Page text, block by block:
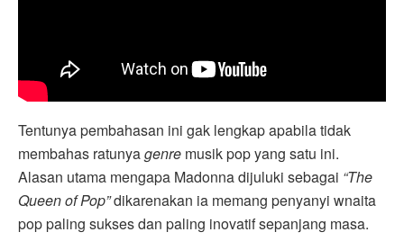
Tentunya pembahasan ini gak lengkap apabila tidak
membahas ratunyagenre musik pop yang satu ini.
Alasan utama mengapa Madonna dijuluki sebagai “The
Queen of Pop”dikarenakan ia memang penyanyi wnaita
pop paling sukses dan paling inovatif sepanjang masa.